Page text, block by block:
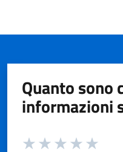
Quanto sono
informazioni
Valuta da 1 a 5 stelle la pagina